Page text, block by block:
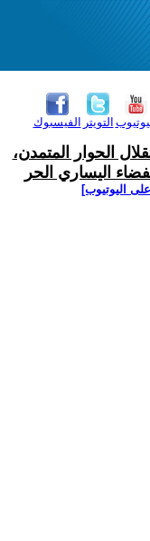
الفيسبوك التويتر
الحوار المتمدن،
اليساري الحر
اليوتيوب]